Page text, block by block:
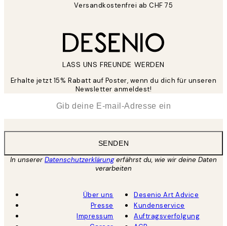
Versandkostenfrei ab CHF 75
LASS UNS FREUNDE WERDEN
Erhalte jetzt 15% Rabatt auf Poster, wenn du dich für unseren
Newsletter anmeldest!
SENDEN
In unsererDatenschutzerklärungerfährst du, wie wir deine Daten
verarbeiten
Über uns
Presse
Impressum
Desenio Art Advice
Kundenservice
Auftragsverfolgung